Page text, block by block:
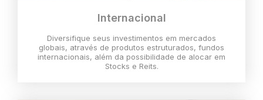
Internacional
Diversifique seus investimentos em mercados
globais, através de produtos estruturados, fundos
internacionais, além da possibilidade de alocar em
Stocks e Reits.